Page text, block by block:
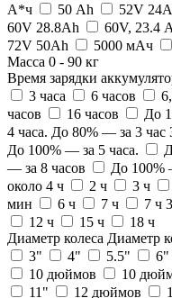
А*ч
50 Ah 52V
60V 28.8Ah
60V, 23.4
72V 50Ah
5000 мАч
Масса 0 - 90 кг
Время зарядки
3 часа
6 часов
часов
16 часов До
4 часа. До 80% — за 3 час
До 100% — за 5 часа.
— за 8 часов
До 100%
около 4 ч
2 ч 3 ч
мин
6 ч 7 ч 7 ч
12 ч
15 ч
18 ч
Диаметр колеса Диаметр
3"
4" 5.5" 6"
10 дюймов
10
11"
12 дюймов